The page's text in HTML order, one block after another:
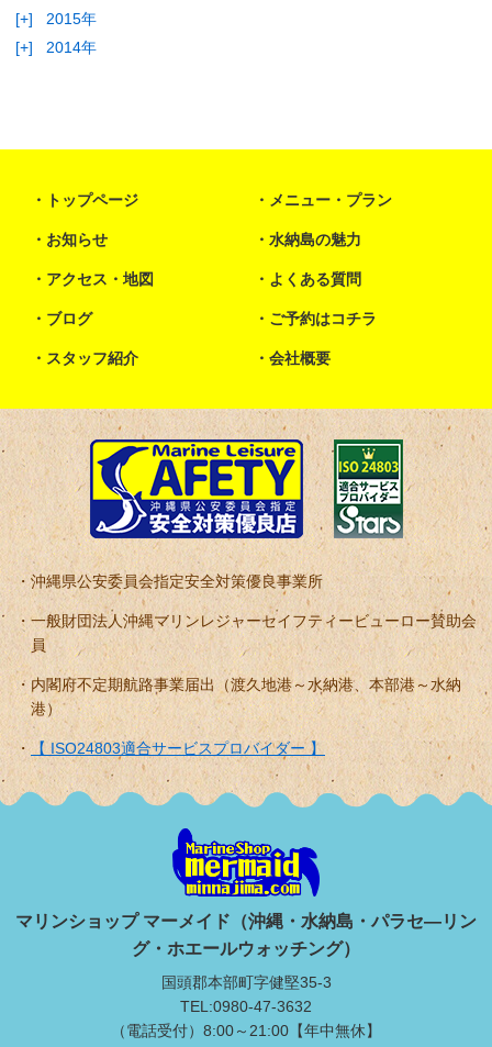
[+]
2015年
[+]
2014年
トップページ メニュー・プラン
お知らせ 水納島の魅力
アクセス・地図 よくある質問
ブログ ご予約はコチラ
スタッフ紹介 会社概要
沖縄県公安委員会指定安全対策優良事業所
一般財団法人沖縄マリンレジャーセイフティービューロー賛助会
員
内閣府不定期航路事業届出（渡久地港～水納港、本部港～水納
港）
【 ISO24803適合サービスプロバイダー 】
マリンショップ マーメイド（沖縄・水納島・パラセ―リン
グ・ホエールウォッチング）
国頭郡本部町字健堅35-3
TEL:0980-47-3632
（電話受付）8:00～21:00【年中無休】